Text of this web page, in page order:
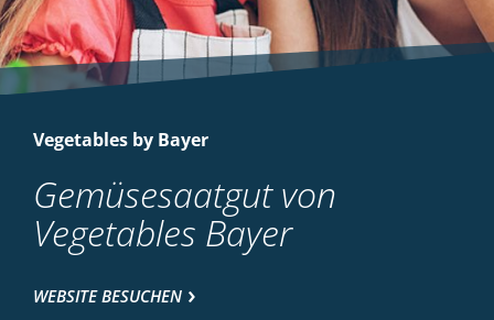
Vegetables by Bayer
Gemüsesaatgut von
Vegetables Bayer
WEBSITE BESUCHEN